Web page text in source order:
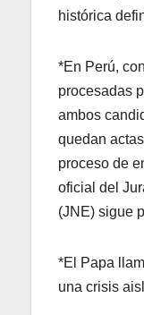
histórica
*En Perú,
procesadas
ambos
quedan
proceso de
oficial del
(JNE) sigue
*El Papa
una crisis